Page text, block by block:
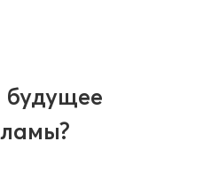
будущее